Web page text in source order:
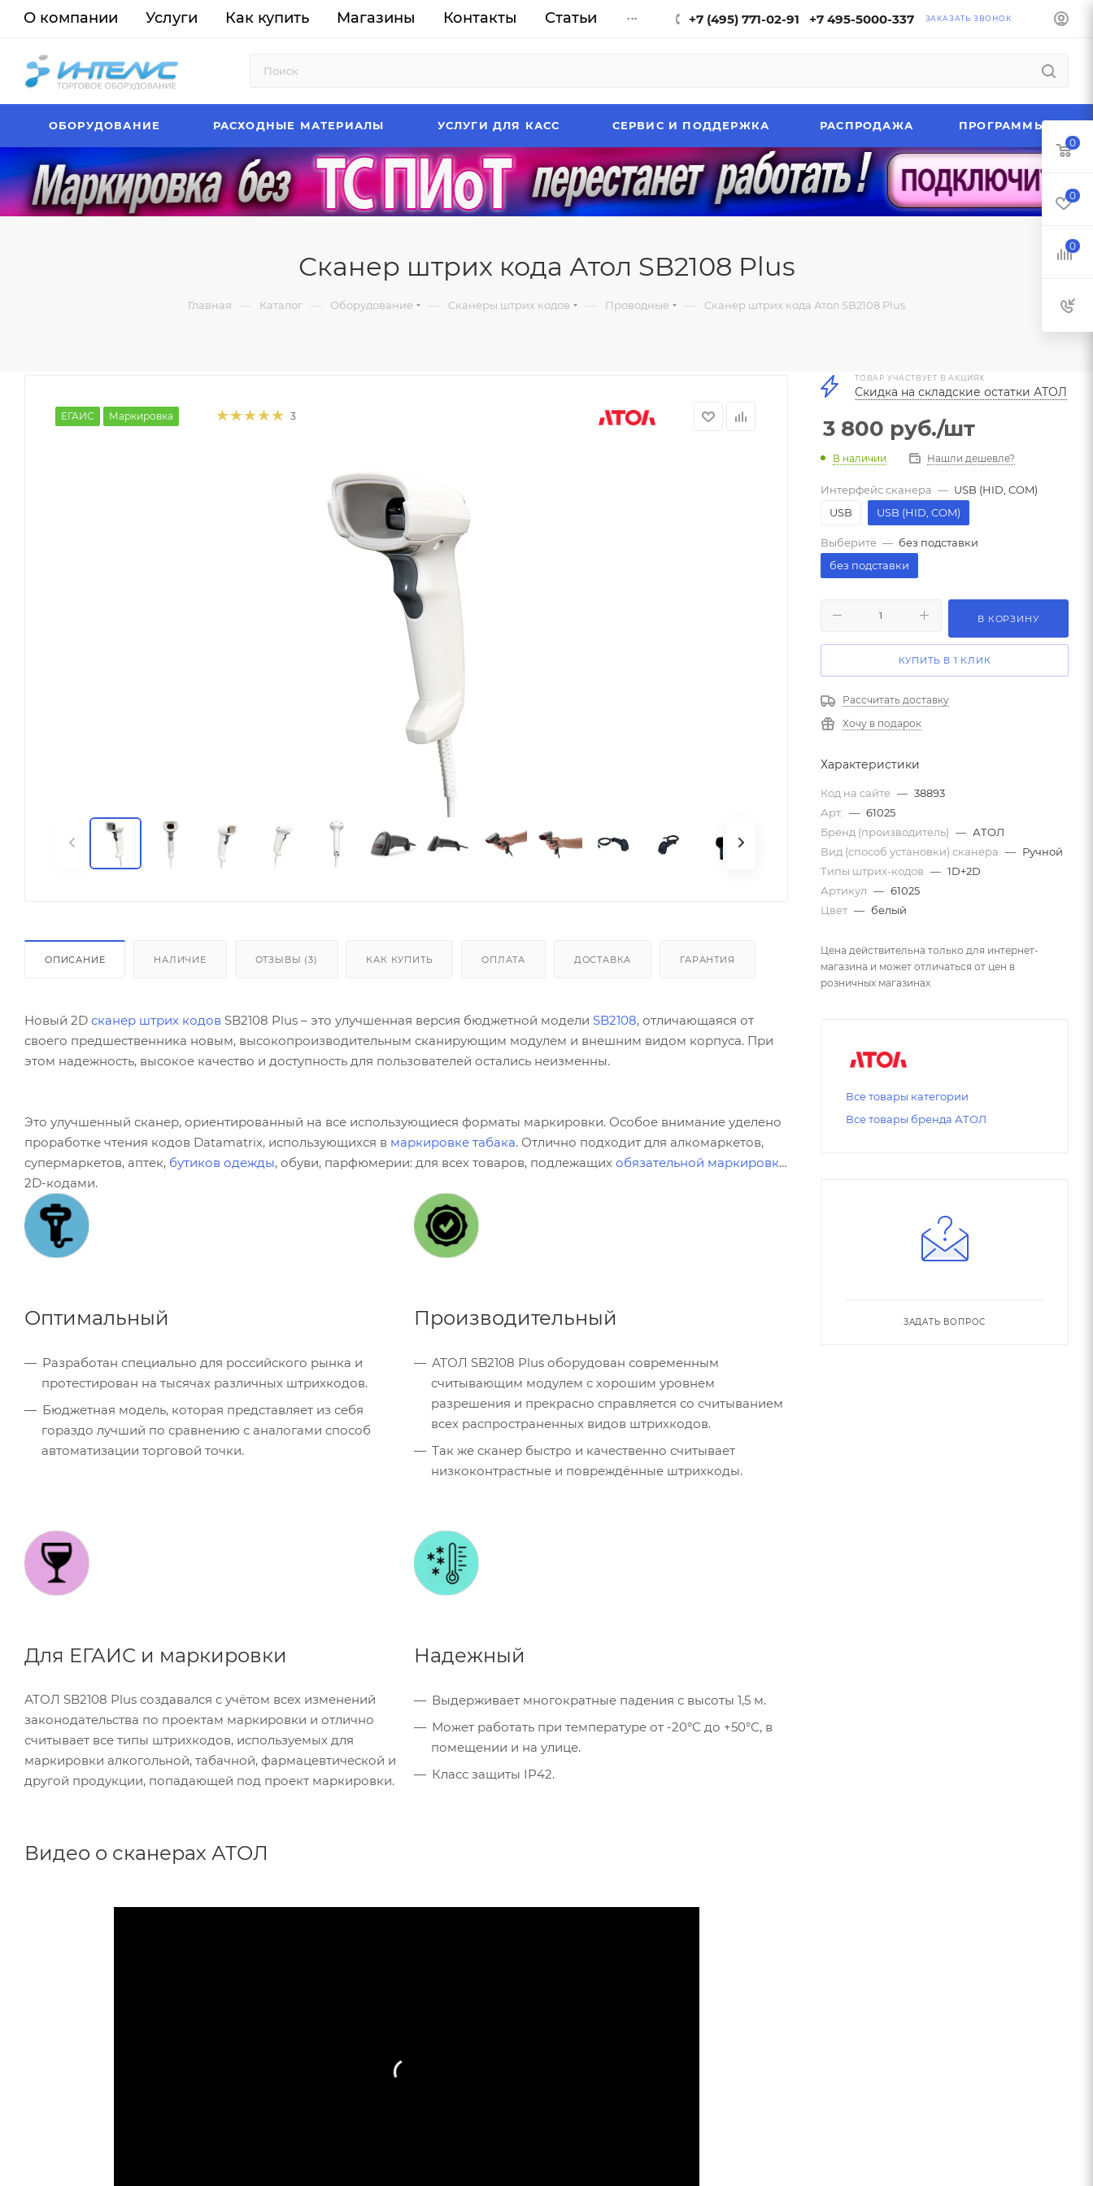
О компании Услуги Как купить Магазины Контакты Статьи ... +7 (495) 771-02-91 +7 495-5000-337 ЗАКАЗАТЬ ЗВОНОК
ОБОРУДОВАНИЕ РАСХОДНЫЕ МАТЕРИАЛЫ УСЛУГИ ДЛЯ КАСС СЕРВИС И ПОДДЕРЖКА РАСПРОДАЖА ПРОГРАММЫ
Сканер штрих кода Атол SB2108 Plus
Главная — Каталог — Оборудование — Сканеры штрих кодов — Проводные — Сканер штрих кода Атол SB2108 Plus
ЕГАИС Маркировка 3
ОПИСАНИЕ НАЛИЧИЕ ОТЗЫВЫ (3) КАК КУПИТЬ ОПЛАТА ДОСТАВКА ГАРАНТИЯ
Новый 2D сканер штрих кодов SB2108 Plus – это улучшенная версия бюджетной модели SB2108, отличающаяся от
своего предшественника новым, высокопроизводительным сканирующим модулем и внешним видом корпуса. При
этом надежность, высокое качество и доступность для пользователей остались неизменны.
Это улучшенный сканер, ориентированный на все использующиеся форматы маркировки. Особое внимание уделено
проработке чтения кодов Datamatrix, использующихся в маркировке табака. Отлично подходит для алкомаркетов,
супермаркетов, аптек, бутиков одежды, обуви, парфюмерии: для всех товаров, подлежащих обязательной маркировке
2D-кодами.
Оптимальный
Разработан специально для российского рынка и
протестирован на тысячах различных штрихкодов.
Бюджетная модель, которая представляет из себя
гораздо лучший по сравнению с аналогами способ
автоматизации торговой точки.
Производительный
АТОЛ SB2108 Plus оборудован современным
считывающим модулем с хорошим уровнем
разрешения и прекрасно справляется со считыванием
всех распространенных видов штрихкодов.
Так же сканер быстро и качественно считывает
низкоконтрастные и повреждённые штрихкоды.
Для ЕГАИС и маркировки
АТОЛ SB2108 Plus создавался с учётом всех изменений
законодательства по проектам маркировки и отлично
считывает все типы штрихкодов, используемых для
маркировки алкогольной, табачной, фармацевтической и
другой продукции, попадающей под проект маркировки.
Надежный
Выдерживает многократные падения с высоты 1,5 м.
Может работать при температуре от -20°С до +50°С, в
помещении и на улице.
Класс защиты IP42.
Видео о сканерах АТОЛ
ТОВАР УЧАСТВУЕТ В АКЦИЯХ
Скидка на складские остатки АТОЛ
3 800 руб./шт
В наличии Нашли дешевле?
Интерфейс сканера — USB (HID, COM)
USB
USB (HID, COM)
Выберите — без подставки
без подставки
В КОРЗИНУ
КУПИТЬ В 1 КЛИК
Рассчитать доставку
Хочу в подарок
Характеристики
Код на сайте — 38893
Арт.
— 61025
Бренд (производитель) — АТОЛ
Вид (способ установки) сканера — Ручной
Типы штрих-кодов — 1D+2D
Артикул — 61025
Цвет — белый
Цена действительна только для интернет-
магазина и может отличаться от цен в
розничных магазинах
Все товары категории
Все товары бренда АТОЛ
ЗАДАТЬ ВОПРОС
0
0
0